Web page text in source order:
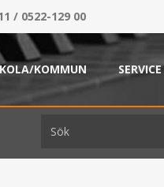
/ 0522-129 00
KOMMUN SERVICE